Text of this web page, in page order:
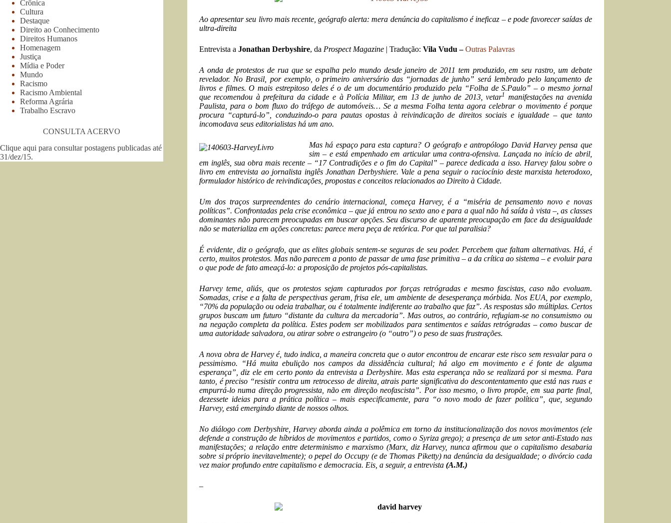
Ao apresentar seu livro mais recente, geógrafo alerta: mera denúncia do capitalismo é ineficaz – e pode favorecer saídas de
ultra-direita
Entrevista a Jonathan Derbyshire, da Prospect Magazine | Tradução: Vila Vudu –Outras Palavras
A onda de protestos de rua que se espalha pelo mundo desde janeiro de 2011 tem produzido, em seu rastro, um debate
revelador. No Brasil, por exemplo, o primeiro aniversário das “jornadas de junho” será lembrado pelo lançamento de
livros e filmes. O mais estrepitoso deles é o de um documentário produzido pela “Folha de S.Paulo” – o mesmo jornal
querecomendou à prefeitura da cidade e à Polícia Militar, em 13 de junho de 2013, vetar1 manifestações na avenida
Paulista, para o bom fluxo do tráfego de automóveis… Se a mesma Folha tenta agora celebrar o movimento é porque
procura “capturá-lo”, conduzindo-o para pautas opostas à reivindicação de direitos sociais e igualdade – que tanto
incomodava seus editorialistas há um ano.
Mas há espaço para esta captura? O geógrafo e antropólogo David Harvey pensa que
sim – e está empenhado em articular uma contra-ofensiva. Lançada no início de abril,
em inglês, sua obra mais recente– “17 Contradições e o fim do Capital” – parece dedicada a isso. Harvey falou sobre o
livro em entrevista ao jornalista inglês Jonathan Derbyshiere. Vale a pena seguir o raciocínio deste marxista heterodoxo,
formulador histórico de reivindicações, propostas e conceitos relacionados ao Direito à Cidade.
Um dos traços surpreendentes do cenário internacional, começa Harvey, é a “miséria de pensamento novo e novas
políticas”. Confrontadas pela crise econômica – que já entrou no sexto ano e para a qual não há saída à vista –, as classes
dominantes não parecem preocupadas em buscar opções. Seu discurso de aparente preocupação em face da desigualdade
não se materializa em ações concretas: parece mera peça de retórica. Por que tal paralisia?
É evidente, diz o geógrafo, que as elites globais sentem-se seguras de seu poder. Percebem que faltam alternativas. Há, é
certo, muitos protestos. Mas não parecem a ponto de passar de uma fase primitiva – a da crítica ao sistema – e evoluir para
o que pode de fato ameaçá-lo: a proposição de projetos pós-capitalistas.
Harvey teme, aliás, que os protestos sejam capturados por forças retrógradas e mesmo fascistas, caso não evoluam.
Somadas, crise e a falta de perspectivas geram, frisa ele, um ambiente de desesperança mórbida. Nos EUA, por exemplo,
“70% da população ou odeia trabalhar, ou é totalmente indiferente ao trabalho que faz”. As respostas são múltiplas. Certos
grupos buscam um futuro “distante da cultura da mercadoria”. Mas outros, ao contrário, refugiam-se no consumismo ou
na negação completa da política. Estes podem ser mobilizados para sentimentos e saídas retrógradas – como buscar de
uma autoridade salvadora, ou atirar sobre o estrangeiro (o “outro”) o peso de suas frustrações.
A nova obra de Harvey é, tudo indica, a maneira concreta que o autor encontrou de encarar este risco sem resvalar para o
pessimismo. “Há muita ebulição nos campos da dissidência cultural; há algo em movimento e é fonte de alguma
esperança”, diz ele em certo ponto da entrevista a Derbyshire. Mas esta esperança não se realizará por si mesma. Para
tanto, é preciso “resistir contra um retrocesso de direita, atrais parte significativa do descontentamento que está nas ruas e
empurrá-lo numa direção progressista, não em direção neofascista”. Por isso mesmo, o livro propõe, em sua parte final,
dezessete ideias para a prática política – mais especificamente, para “o novo modo de fazer política”, que, segundo
Harvey, está emergindo diante de nossos olhos.
No diálogo com Derbyshire, Harvey aborda ainda a polêmica em torno da institucionalização dos novos movimentos (ele
defende a construção de híbridos de movimentos e partidos, como o Syriza grego); a presença de um setor anti-Estado nas
manifestações; a relação entre determinismo e marxismo (Marx, diz Harvey, nunca afirmou que o capitalismo desabaria
sobre si próprio inevitavelmente); o pepel do Occupy (e de Thomas Piketty) na denúncia da desigualdade; o divórcio cada
vez maior profundo entre capitalismo e democracia. Eis, a seguir, a entrevista (A.M.)
–
Crônica
Cultura
Destaque
Direito ao Conhecimento
Direitos Humanos
Homenagem
Justiça
Mídia e Poder
Mundo
Racismo
Racismo Ambiental
Reforma Agrária
Trabalho Escravo
CONSULTA ACERVO
Clique aqui para consultar postagens publicadas até
31/dez/15.